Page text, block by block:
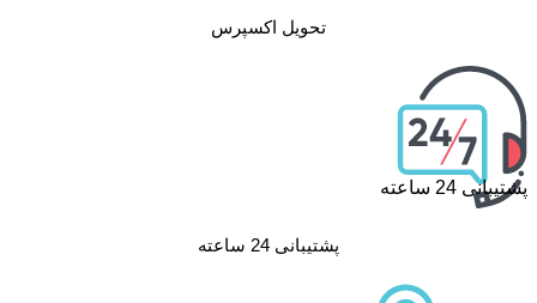
تحویل اکسپرس
پشتیبانی 24 ساعته
پشتیبانی 24 ساعته